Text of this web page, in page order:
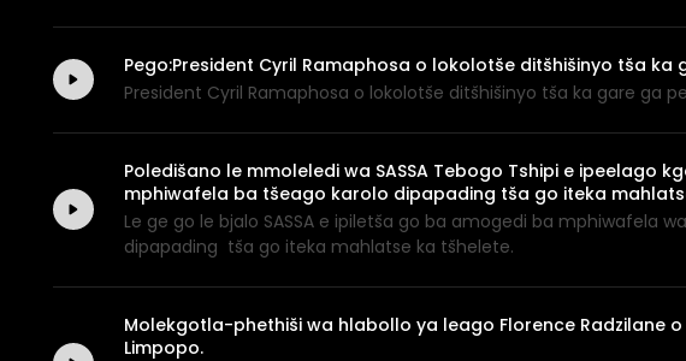
Pego:President Cyril Ramaphosa o lokolotše ditšhišinyo tša
President Cyril Ramaphosa o lokolotše ditšhišinyo tša ka gare ga
Poledišano le mmoleledi wa SASSA Tebogo Tshipi e
mphiwafela ba tšeago karolo dipapading tša go iteka
Le ge go le bjalo SASSA e ipiletša go ba amogedi ba mphiwafela
dipapading tša go iteka mahlatse ka tšhelete.
Molekgotla-phethiši wa hlabollo ya leago Florence Radzilane
Limpopo.